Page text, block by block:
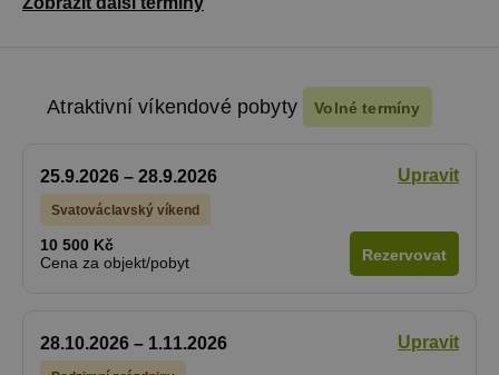
Atraktivní víkendové pobyty Volné termíny
25.9.2026 – 28.9.2026 Upravit
Svatováclavský víkend
10 500 Kč
Cena za objekt/pobyt
Rezervovat
28.10.2026 – 1.11.2026 Upravit